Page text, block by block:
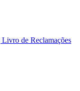
Livro de Reclamações